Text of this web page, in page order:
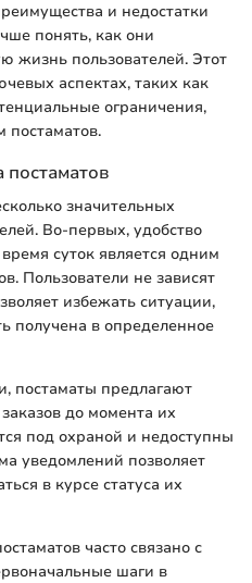
и недостатки
понять, как они
жизнь пользователей. Этот
аспектах, таких как
ограничения,
постаматов.
значительных
Во-первых, удобство
суток является одним
Пользователи не зависят
избежать ситуации,
получена в определенное
постаматы предлагают
до момента их
под охраной и недоступны
уведомлений позволяет
в курсе статуса их
часто связано с
шаги в